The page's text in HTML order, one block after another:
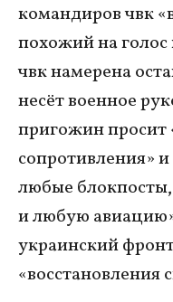
командиров чвк
похожий на голос
чвк намерена
несёт военное
пригожин просит
сопротивления»
любые
и любую
украинский
«восстановления